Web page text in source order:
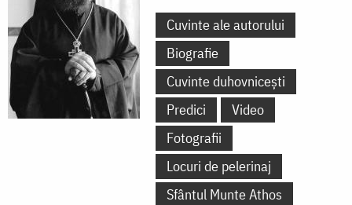
Cuvinte ale autorului
Biografie
Cuvinte duhovnicești
Predici
Video
Fotografii
Locuri de pelerinaj
Sfântul Munte Athos